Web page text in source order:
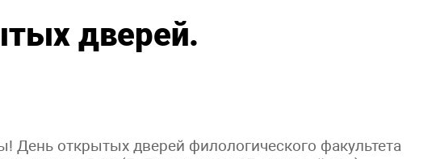
дверей.
День открытых дверей филологического факультета